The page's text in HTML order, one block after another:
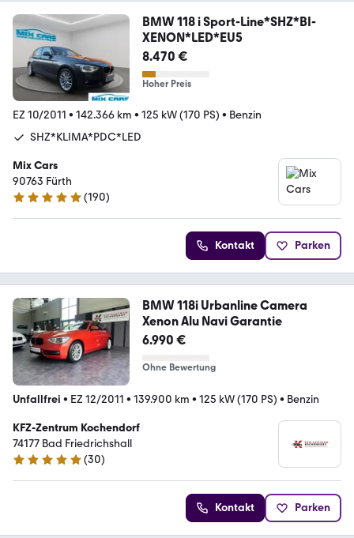
BMW 118 i Sport-Line*SHZ*BI-
XENON*LED*EU5
8.470 €
Hoher Preis
EZ 10/2011 • 142.366 km • 125 kW (170 PS) • Benzin
SHZ*KLIMA*PDC*LED
Mix Cars
90763 Fürth
5 Sterne
(190)
Kontakt Parken
BMW 118i Urbanline Camera
Xenon Alu Navi Garantie
6.990 €
Ohne Bewertung
Unfallfrei • EZ 12/2011 • 139.900 km • 125 kW (170 PS) • Benzin
KFZ-Zentrum Kochendorf
74177 Bad Friedrichshall
5 Sterne
(30)
Kontakt Parken